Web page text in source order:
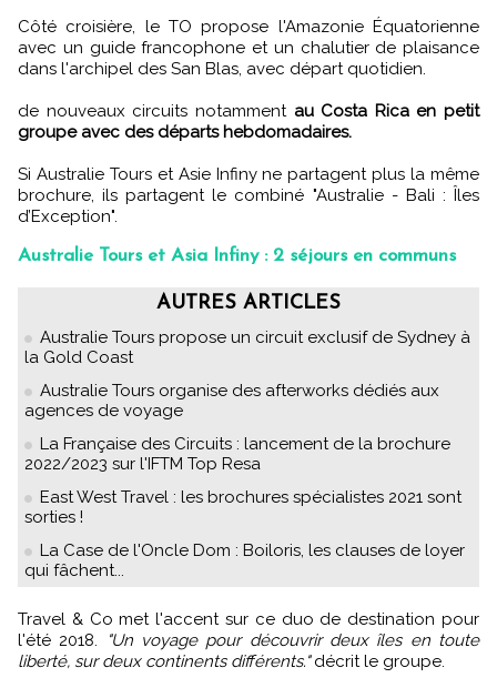
Côté croisière, le TO propose l'Amazonie Équatorienne
avec un guide francophone et un chalutier de plaisance
dans l'archipel des San Blas, avec départ quotidien.
de nouveaux circuits notamment au Costa Rica en petit
groupe avec des départs hebdomadaires.
Si Australie Tours et Asie Infiny ne partagent plus la même
brochure, ils partagent le combiné "Australie - Bali : Îles
d’Exception".
Australie Tours et Asia Infiny : 2 séjours en communs
AUTRES ARTICLES
Australie Tours propose un circuit exclusif de Sydney à
la Gold Coast
Australie Tours organise des afterworks dédiés aux
agences de voyage
La Française des Circuits : lancement de la brochure
2022/2023 sur l'IFTM Top Resa
East West Travel : les brochures spécialistes 2021 sont
sorties !
La Case de l'Oncle Dom : Boiloris, les clauses de loyer
qui fâchent...
Travel & Co met l'accent sur ce duo de destination pour
l'été 2018.
"Un voyage pour découvrir deux îles en toute
liberté, sur deux continents différents."décrit le groupe.